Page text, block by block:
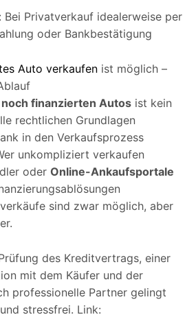
Bei Privatverkauf idealerweise per
oder Bankbestätigung
Auto verkaufen ist möglich –
finanzierten Autos ist kein
rechtlichen Grundlagen
in den Verkaufsprozess
unkompliziert verkaufen
oder Online-Ankaufsportale
sind zwar möglich, aber
des Kreditvertrags, einer
mit dem Käufer und der
professionelle Partner gelingt
stressfrei. Link: